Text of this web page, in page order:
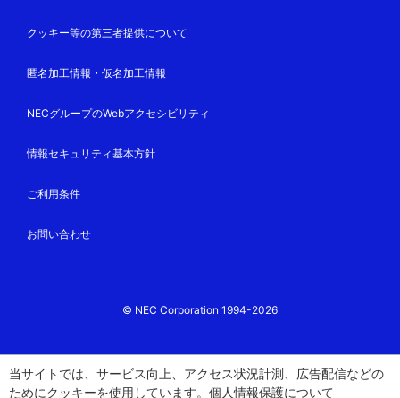
当サイトでは、サービス向上、アクセス状況計測、広告配信などの
ためにクッキーを使用しています。 個人情報保護について
クッキー等の第三者提供について
匿名加工情報・仮名加工情報
NECグループのWebアクセシビリティ
情報セキュリティ基本方針
ご利用条件
お問い合わせ
© NEC Corporation 1994-2026